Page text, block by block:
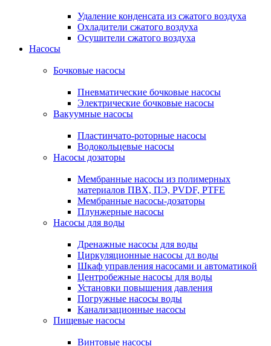
Удаление конденсата из сжатого воздуха
Охладители сжатого воздуха
Осушители сжатого воздуха
Насосы
Бочковые насосы
Пневматические бочковые насосы
Электрические бочковые насосы
Вакуумные насосы
Пластинчато-роторные насосы
Водокольцевые насосы
Насосы дозаторы
Мембранные насосы из полимерных
материалов ПВХ, ПЭ, PVDF, PTFE
Мембранные насосы-дозаторы
Плунжерные насосы
Насосы для воды
Дренажные насосы для воды
Циркуляционные насосы дл воды
Шкаф управления насосами и автоматикой
Центробежные насосы для воды
Установки повышения давления
Погружные насосы воды
Канализационные насосы
Пищевые насосы
Винтовые насосы